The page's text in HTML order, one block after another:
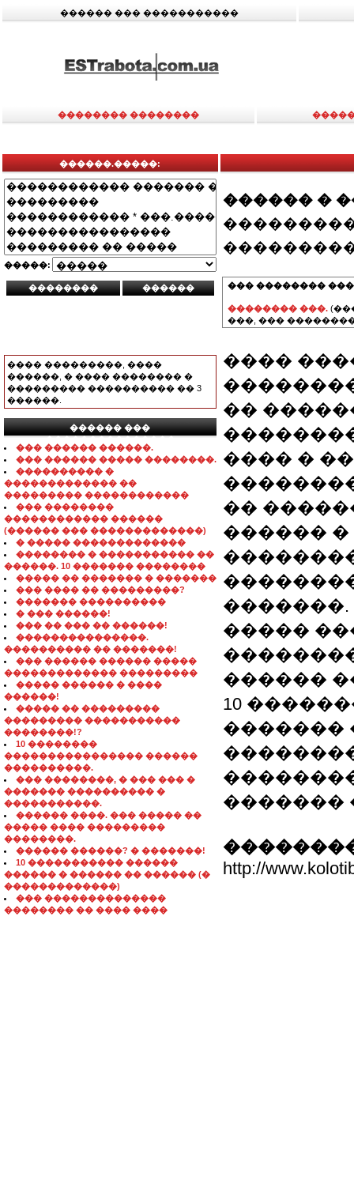
������ ��� �����������
�������� ��������
������.�����:
�����:
���� ���������, ����
������, � ���� �������� �
��������� ���������� �� 3
������.
������ ���
���������������
��� ������ ������.
��� ������ ����� ��������.
���������� �
������������� ��
��������� ������������
��� ��������
������������ ������
(������ ��� �������������)
� ����� �������������
�������� � ����������� ��
������. 10 ������� ��������
����� �� ������� � �������
��� ���� �� ���������?
������� ����������
� ��� ������!
��� �� ��� �� ������!
���������������.
���������� �� �������!
��� ������ ������ �����
������������� ���������
����� ������ � ����
������!
����� �� ���������
��������� �����������
��������!?
10 ��������
���������������� ������
����������.
��� ��������, � ��� ��� �
������� ���������� �
�����������.
������ ����. ��� ����� ��
����� ���� ���������
��������.
������ ������? � �������!
10 ����������� ������
������ � ������ �� ������ (�
�������������)
��� ��������������
�������� �� ���� ����
������ �
��� ��������
�������� ���.
���, ���
����
��
���� �
��
������
�����
������
10
�������
�������
http://